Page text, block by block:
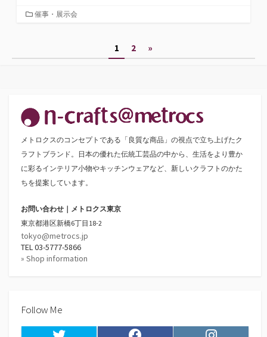
カ
ー
催事・展示会
ペ
ー
ジ
送
1 2 »
メトロクスのコンセプトである「良質な商品」の視点で立ち上げたク
ラフトブランド。日本の優れた伝統工芸品の中から、生活をより豊か
に彩るインテリア小物やキッチンウェアなど、新しいクラフトのかた
ちを提案しています。
お問い合わせ｜メトロクス東京
東京都港区新橋6丁目18-2
tokyo@metrocs.jp
TEL 03-5777-5866
» Shop information
Follow Me
Twitter Facebook Instagram